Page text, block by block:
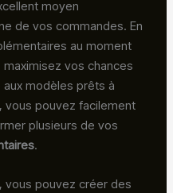
moyen
de vos commandes. En
au moment
vos chances
modèles prêts à
, vous pouvez facilement
plusieurs de vos
.
vous pouvez créer des